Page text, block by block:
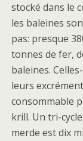
stocké dans le
les baleines
pas: presque
tonnes de fer,
baleines.
leurs
consommable
krill. Un tri-
merde est dix